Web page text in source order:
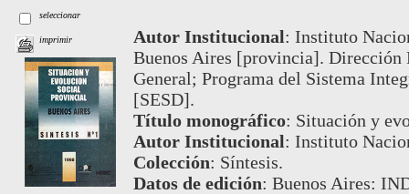
seleccionar
imprimir Autor Institucional: Instituto
Buenos Aires [provincia].
General; Programa del Sistema
[SESD].
Título monográfico: Situación y
Autor Institucional: Instituto
Colección: Síntesis.
Datos de edición: Buenos Aires: